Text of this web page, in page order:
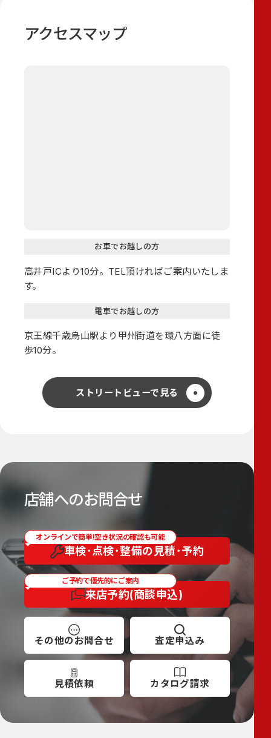
アクセスマップ
お車でお越しの方
高井戸ICより10分。TEL頂ければご案内いたしま
す。
電車でお越しの方
京王線千歳烏山駅より甲州街道を環八方面に徒
歩10分。
ストリートビューで見る
店舗へのお問合せ
オンラインで簡単!空き状況の確認も可能
車検･点検･整備の 見積･予約
ご予約で優先的にご案内
来店予約(商談申込)
その他の お問合せ 査定申込み
見積依頼 カタログ請求